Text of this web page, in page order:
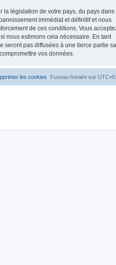
la législation de votre pays, du pays dans
immédiat et définitif et nous
de ces conditions. Vous
nous estimons cela nécessaire. En tant
seront pas diffusées à une tierce partie
vos données.
Fuseau horaire sur
les cookies